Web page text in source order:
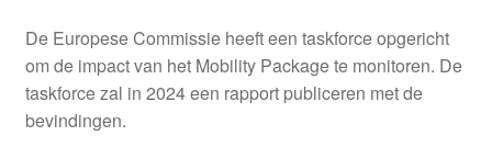
De Europese Commissie heeft een taskforce opgericht
om de impact van het Mobility Package te monitoren. De
taskforce zal in 2024 een rapport publiceren met de
bevindingen.